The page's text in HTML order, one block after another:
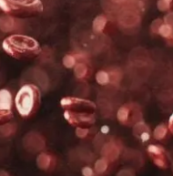
iš micelijos, nes jie